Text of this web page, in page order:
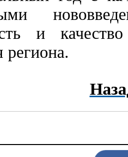
и
ре­гиона.